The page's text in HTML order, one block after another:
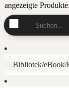
angezeigte Produkte:
Bibliotek/eBook/